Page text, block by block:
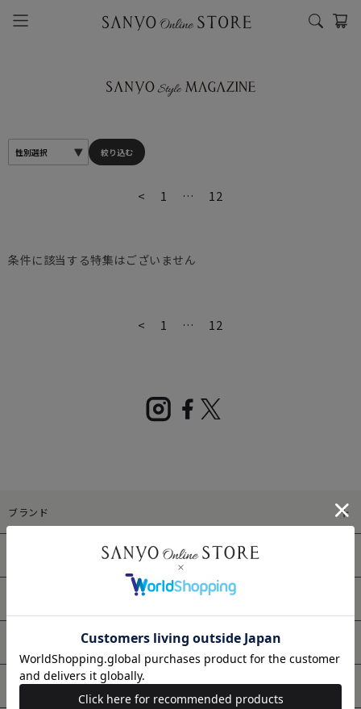
絞り込む
< 1 … 12
条件に該当する特集はございません
< 1 … 12
ブランド
スタッフスナップ
特集